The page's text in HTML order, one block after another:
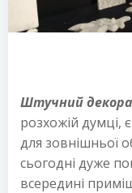
Штучний
розхожій думці,
для зовнішньої
сьогодні дуже
всередині